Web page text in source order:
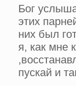
Бог
этих
них был
я, как мне
пускай и